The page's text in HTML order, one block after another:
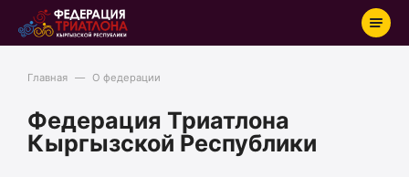
Старты
Новости
Главная — О федерации
Федерация Триатлона
Кыргызской Республики